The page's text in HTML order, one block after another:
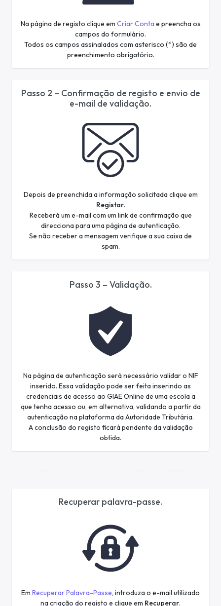
Na página de registo clique em Criar Conta e preencha os
campos do formulário.
Todos os campos assinalados com asterisco (*) são de
preenchimento obrigatório.
Passo 2 – Confirmação de registo e envio de
e-mail de validação.
Depois de preenchida a informação solicitada clique em
Registar.
Receberá um e-mail com um link de confirmação que
direcciona para uma página de autenticação.
Se não receber a mensagem verifique a sua caixa de
spam.
Passo 3 – Validação.
Na página de autenticação será necessário validar o NIF
inserido. Essa validação pode ser feita inserindo as
credenciais de acesso ao GIAE Online de uma escola a
que tenha acesso ou, em alternativa, validando a partir da
autenticação na plataforma da Autoridade Tributária.
A conclusão do registo ficará pendente da validação
obtida.
Recuperar palavra-passe.
Em Recuperar Palavra-Passe, introduza o e-mail utilizado
na criação do registo e clique em Recuperar.